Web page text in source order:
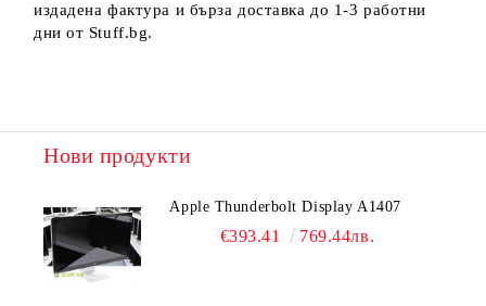
издадена фактура и бърза доставка до 1-3 работни
дни от Stuff.bg.
Нови продукти
Apple Thunderbolt Display A1407
€393.41 769.44лв.